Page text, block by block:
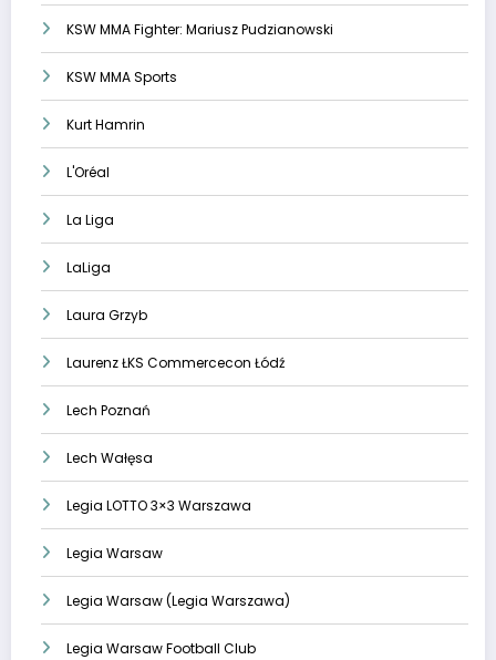
KSW MMA Fighter: Mariusz Pudzianowski
KSW MMA Sports
Kurt Hamrin
L'Oréal
La Liga
LaLiga
Laura Grzyb
Laurenz ŁKS Commercecon Łódź
Lech Poznań
Lech Wałęsa
Legia LOTTO 3×3 Warszawa
Legia Warsaw
Legia Warsaw (Legia Warszawa)
Legia Warsaw Football Club